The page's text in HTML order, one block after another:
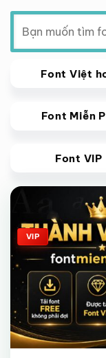
Tìm
kiếm:
Font Việt
Font Miễn
Font VIP
Giảm giá!
VIP